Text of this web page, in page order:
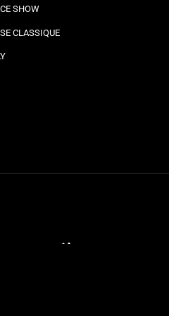
SHOW
CLASSIQUE
utiles